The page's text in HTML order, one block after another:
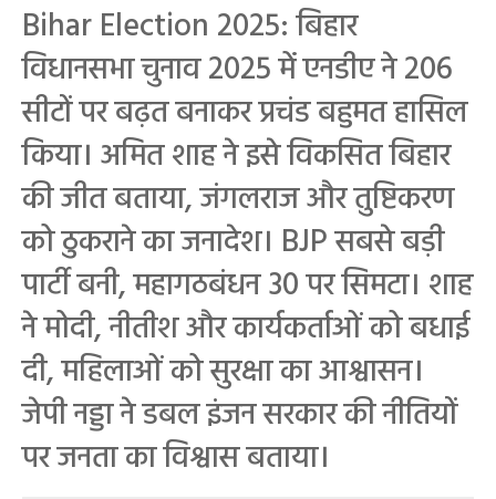
Bihar Election 2025: बिहार
विधानसभा चुनाव 2025 में एनडीए ने 206
सीटों पर बढ़त बनाकर प्रचंड बहुमत हासिल
किया। अमित शाह ने इसे विकसित बिहार
की जीत बताया, जंगलराज और तुष्टिकरण
को ठुकराने का जनादेश। BJP सबसे बड़ी
पार्टी बनी, महागठबंधन 30 पर सिमटा। शाह
ने मोदी, नीतीश और कार्यकर्ताओं को बधाई
दी, महिलाओं को सुरक्षा का आश्वासन।
जेपी नड्डा ने डबल इंजन सरकार की नीतियों
पर जनता का विश्वास बताया।